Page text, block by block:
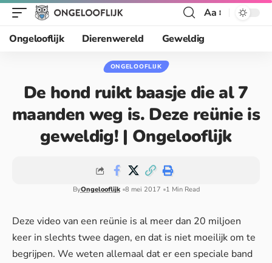
Aa
Ongelooflijk
Dierenwereld Geweldig
ONGELOOFLIJK
De hond ruikt baasje die al 7
maanden weg is. Deze reünie is
geweldig! | Ongelooflijk
ByOngelooflijk 8 mei 2017 1 Min Read
Deze video van een reünie is al meer dan 20 miljoen
keer in slechts twee dagen, en dat is niet moeilijk om te
begrijpen. We weten allemaal dat er een speciale band